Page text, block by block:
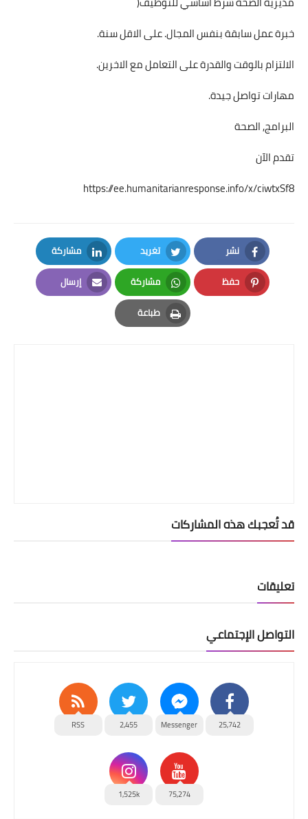
خبرة عمل سابقة بنفس المجال. على الاقل سنة.
الالتزام بالوقت والقدرة على التعامل مع الاخرين.
مهارات تواصل جيدة.
البرامج, الصحة
تقدم الآن
https://ee.humanitarianresponse.info/x/ciwtxSf8
نشر
Facebook
تغريد
Twitter
مشاركة
LinkedIn
حفظ
Pinterest
مشاركة
Whatsapp
إرسال
Email
طباعة
Print
قد تُعجبك هذه المشاركات
تعليقات
التواصل الإجتماعي
25,742
Messenger
2,455
RSS
75,274
1,525k